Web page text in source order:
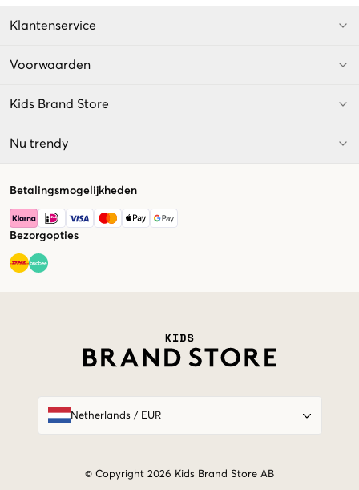
Klantenservice
Voorwaarden
Kids Brand Store
Nu trendy
Betalingsmogelijkheden
Bezorgopties
Netherlands/ EUR
© Copyright 2026 Kids Brand Store AB